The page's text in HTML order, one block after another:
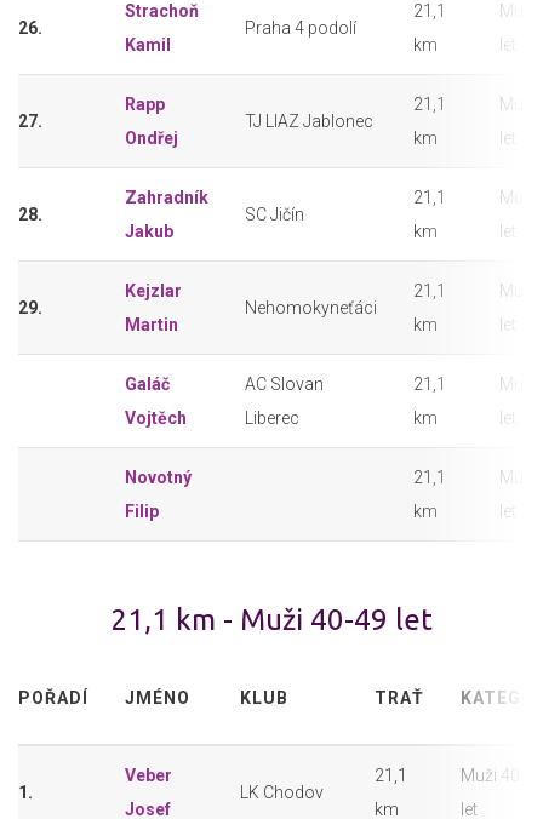
26.
Strachoň
Kamil
Praha 4 podolí
21,1
km
Muži
let
27.
Rapp
Ondřej
TJ LIAZ Jablonec
21,1
km
Muži
let
28.
Zahradník
Jakub
SC Jičín
21,1
km
Muži
let
29.
Kejzlar
Martin
Nehomokyneťáci
21,1
km
Muži
let
Galáč
Vojtěch
AC Slovan
Liberec
21,1
km
Muži
let
Novotný
Filip
21,1
km
Muži
let
21,1 km - Muži 40-49 let
POŘADÍ JMÉNO KLUB TRAŤ
1.
Veber
Josef
LK Chodov
21,1
km
Muži 40-49
let